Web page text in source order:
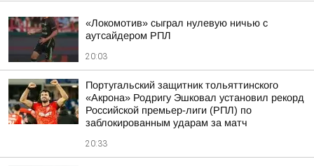
«Локомотив» сыграл нулевую ничью с
аутсайдером РПЛ
20:03
Португальский защитник тольяттинского
«Акрона» Родригу Эшковал установил рекорд
Российской премьер-лиги (РПЛ) по
заблокированным ударам за матч
20:33